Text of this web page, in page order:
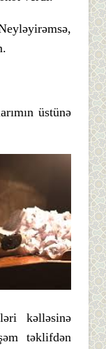
üstünə
kəlləsinə
təklifdən